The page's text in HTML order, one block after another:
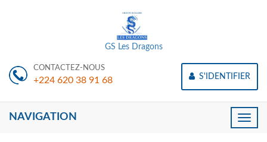
GS Les Dragons
CONTACTEZ-NOUS
+224 620 38 91 68 S'IDENTIFIER
Toggle
NAVIGATION